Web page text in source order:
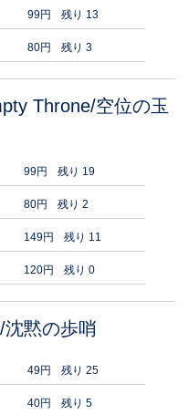
99円 残り 13
80円 残り 3
Throne/空位の玉
99円 残り 19
80円 残り 2
149円 残り 11
120円 残り 0
沈黙の歩哨
49円 残り 25
40円 残り 5